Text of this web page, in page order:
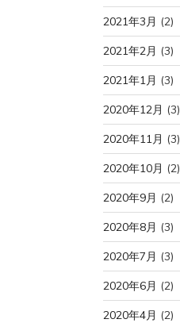
2021年3月 (2)
2021年2月 (3)
2021年1月 (3)
2020年12月 (3)
2020年11月 (3)
2020年10月 (2)
2020年9月 (2)
2020年8月 (3)
2020年7月 (3)
2020年6月 (2)
2020年4月 (2)